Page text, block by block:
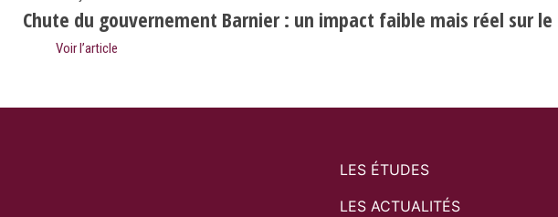
Chute du gouvernement Barnier : un impact faible mais réel sur le
Voir l’article
LES ÉTUDES
LES ACTUALITÉS